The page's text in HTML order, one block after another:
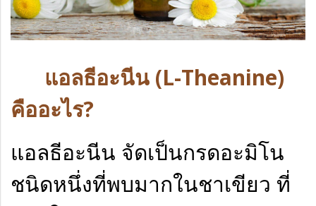
แอลธีอะนีน (L-Theanine)
คืออะไร?
แอลธีอะนีน จัดเป็นกรดอะมิโน
ชนิดหนึ่งที่พบมากในชาเขียว ที่